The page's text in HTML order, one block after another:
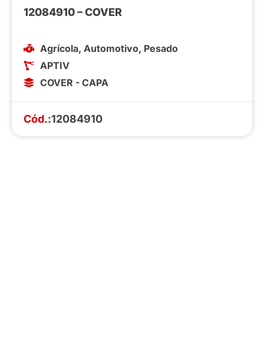
12084910 – COVER
Agrícola, Automotivo, Pesado
APTIV
COVER - CAPA
Cód.:12084910